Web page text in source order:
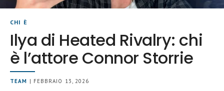
CHI È
Ilya di Heated Rivalry: chi
è l’attore Connor Storrie
TEAM | FEBBRAIO 13, 2026